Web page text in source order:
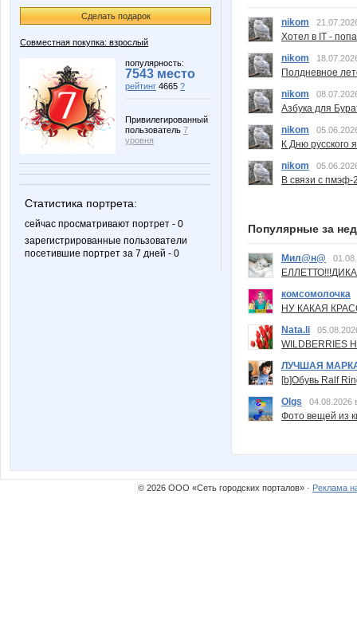
Сделать подарок
Совместная покупка: взрослый
популярность:
7543 место
рейтинг 4665 ?
Привилегированный
пользователь 7
уровня
Статистика портрета:
сейчас просматривают портрет - 0
зарегистрированные пользователи
посетившие портрет за 7 дней - 0
nikom
Хотел в IT -
nikom
Полдневное
nikom
Азбука для
nikom
К Дню русского
nikom
В связи с пмэф-
Популярные за
Мил@н@
комсомолочка
НУ КАКАЯ
Nata.li
ЛУЧШАЯ
[b]Обувь Ralf
Olgs
04.08.2026
Фото вещей из
© 2026 ООО «Сеть городских порталов» · Реклама